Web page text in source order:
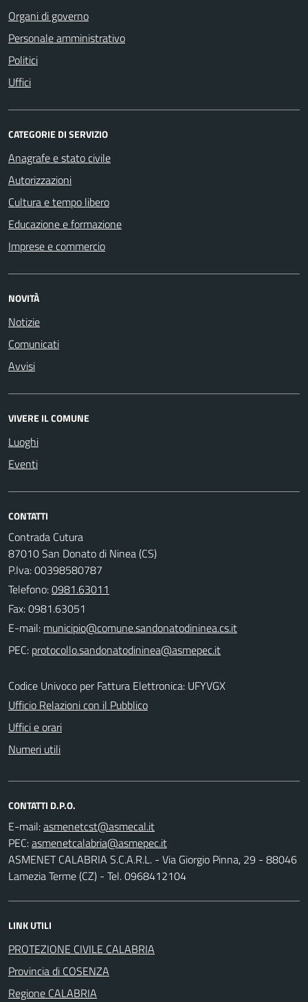
Organi di governo
Personale amministrativo
Politici
Uffici
CATEGORIE DI SERVIZIO
Anagrafe e stato civile
Autorizzazioni
Cultura e tempo libero
Educazione e formazione
Imprese e commercio
NOVITÀ
Notizie
Comunicati
Avvisi
VIVERE IL COMUNE
Luoghi
Eventi
CONTATTI
Contrada Cutura
87010 San Donato di Ninea (CS)
P.Iva: 00398580787
Telefono:0981.63011
Fax: 0981.63051
E-mail:
PEC:
Codice Univoco per Fattura Elettronica: UFYVGX
Ufficio Relazioni con il Pubblico
Uffici e orari
Numeri utili
CONTATTI D.P.O.
E-mail:
PEC:
ASMENET CALABRIA S.C.A.R.L. - Via Giorgio Pinna, 29 - 88046
Lamezia Terme (CZ) - Tel. 0968412104
LINK UTILI
PROTEZIONE CIVILE CALABRIA
Provincia di COSENZA
Regione CALABRIA